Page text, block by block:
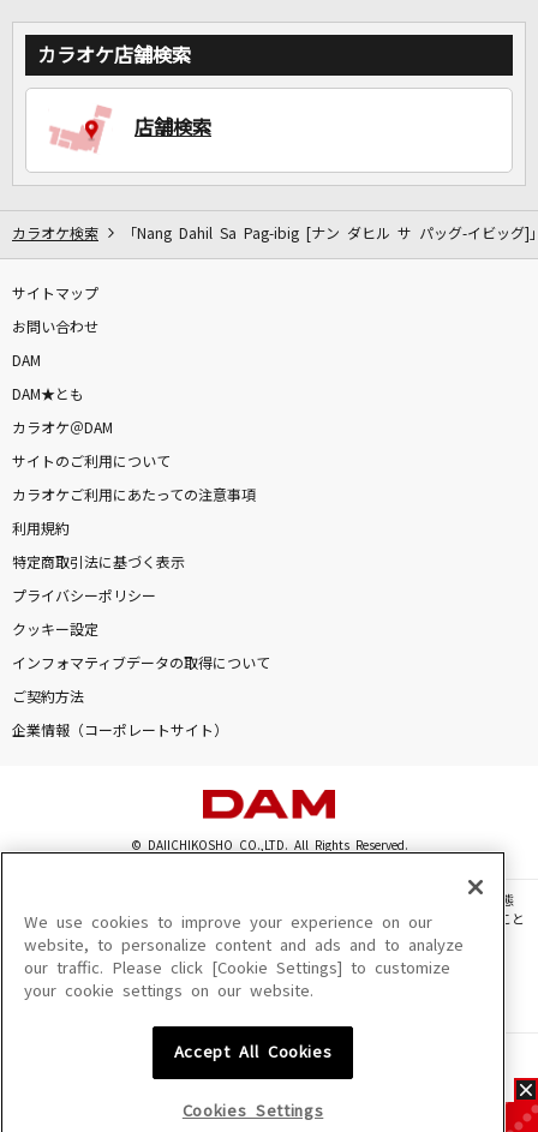
カラオケをもっと楽しもう！
カラオケ店舗検索
店舗検索
カラオケ検索 「Nang Dahil Sa Pag-ibig [ナン ダヒル サ パッグ-イビッグ]
サイトマップ
お問い合わせ
DAM
DAM★とも
カラオケ＠DAM
サイトのご利用について
カラオケご利用にあたっての注意事項
利用規約
特定商取引法に基づく表示
プライバシーポリシー
クッキー設定
インフォマティブデータの取得について
ご契約方法
企業情報（コーポレートサイト）
© DAIICHIKOSHO CO.,LTD. All Rights Reserved.
このサイトに掲載されている一切の文章・画像・写真・動画・音声等を、手段や形態
を問わず、著作権法の定める範囲を超えて無断で複製、転載、ファイル化などすること
を禁じます。
楽曲及びコンテンツは、機種によりご利用いただけない場合があります。
楽曲及びコンテンツの配信日、配信内容が変更になる場合があります。
We use cookies to improve your experience on our
website, to personalize content and ads and to analyze
our traffic. Please click [Cookie Settings] to customize
your cookie settings on our website.
Accept All Cookies
Cookies Settings